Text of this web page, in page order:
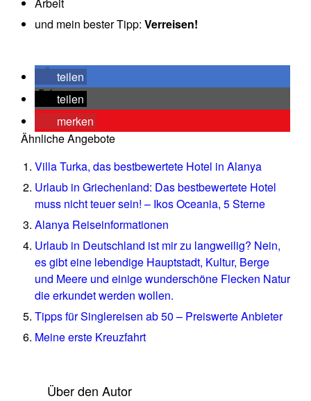
und mein bester Tipp: Verreisen!
teilen
teilen
merken
Ähnliche Angebote
Villa Turka, das bestbewertete Hotel in Alanya
Urlaub in Griechenland: Das bestbewertete Hotel
muss nicht teuer sein! – Ikos Oceania, 5 Sterne
Alanya Reiseinformationen
Urlaub in Deutschland ist mir zu langweilig? Nein,
es gibt eine lebendige Hauptstadt, Kultur, Berge
und Meere und einige wunderschöne Flecken Natur
die erkundet werden wollen.
Tipps für Singlereisen ab 50 – Preiswerte Anbieter
Meine erste Kreuzfahrt
Über den Autor